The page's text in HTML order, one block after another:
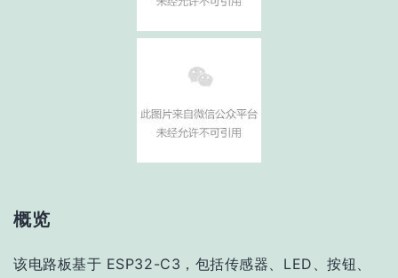
概览
该电路板基于 ESP32-C3，包括传感器、LED、按钮、